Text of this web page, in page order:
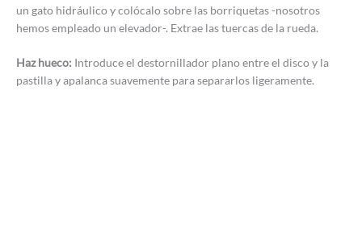
un gato hidráulico y colócalo sobre las borriquetas -nosotros
hemos empleado un elevador-. Extrae las tuercas de la rueda.
Haz hueco: Introduce el destornillador plano entre el disco y la
pastilla y apalanca suavemente para separarlos ligeramente.